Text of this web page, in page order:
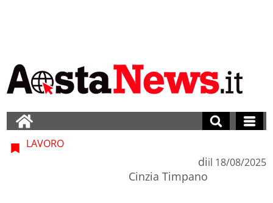
LAVORO
di
Cinzia Timpano
il 18/08/2025